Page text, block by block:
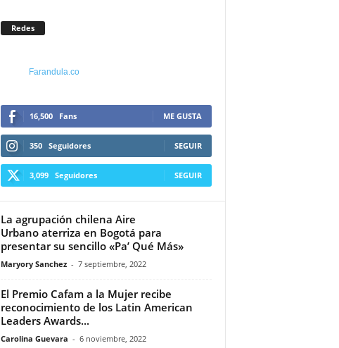
Redes
Farandula.co
16,500 Fans ME GUSTA
350 Seguidores SEGUIR
3,099 Seguidores SEGUIR
La agrupación chilena Aire
Urbano aterriza en Bogotá para
presentar su sencillo «Pa’ Qué Más»
Maryory Sanchez - 7 septiembre, 2022
El Premio Cafam a la Mujer recibe
reconocimiento de los Latin American
Leaders Awards...
Carolina Guevara - 6 noviembre, 2022